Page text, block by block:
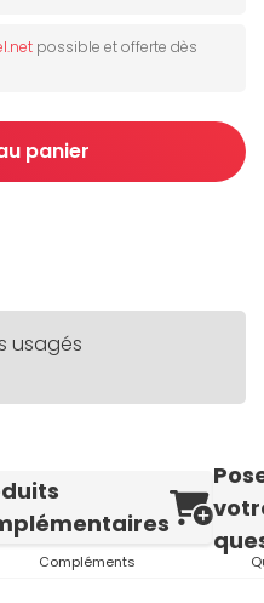
possible et offerte dès
panier
usagés
Compléments